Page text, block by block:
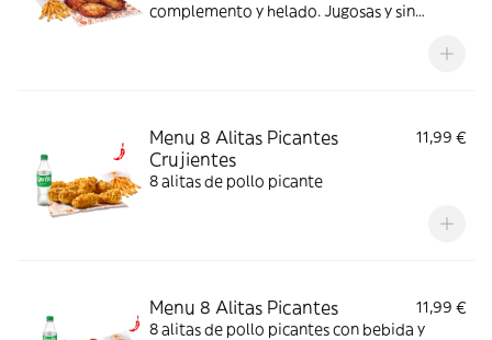
complemento y helado. Jugosas y sin
Menu 8 Alitas Picantes
Crujientes
11,99 €
8 alitas de pollo picante
Menu 8 Alitas Picantes
11,99 €
8 alitas de pollo picantes con bebida y